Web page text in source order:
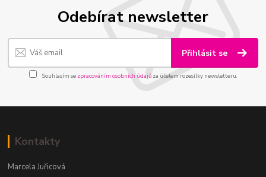
Odebírat newsletter
Přihlásit se
Souhlasím se zpracováním osobních údajůza účelem rozesílky newsletteru.
Kontakty
Marcela Juřicová